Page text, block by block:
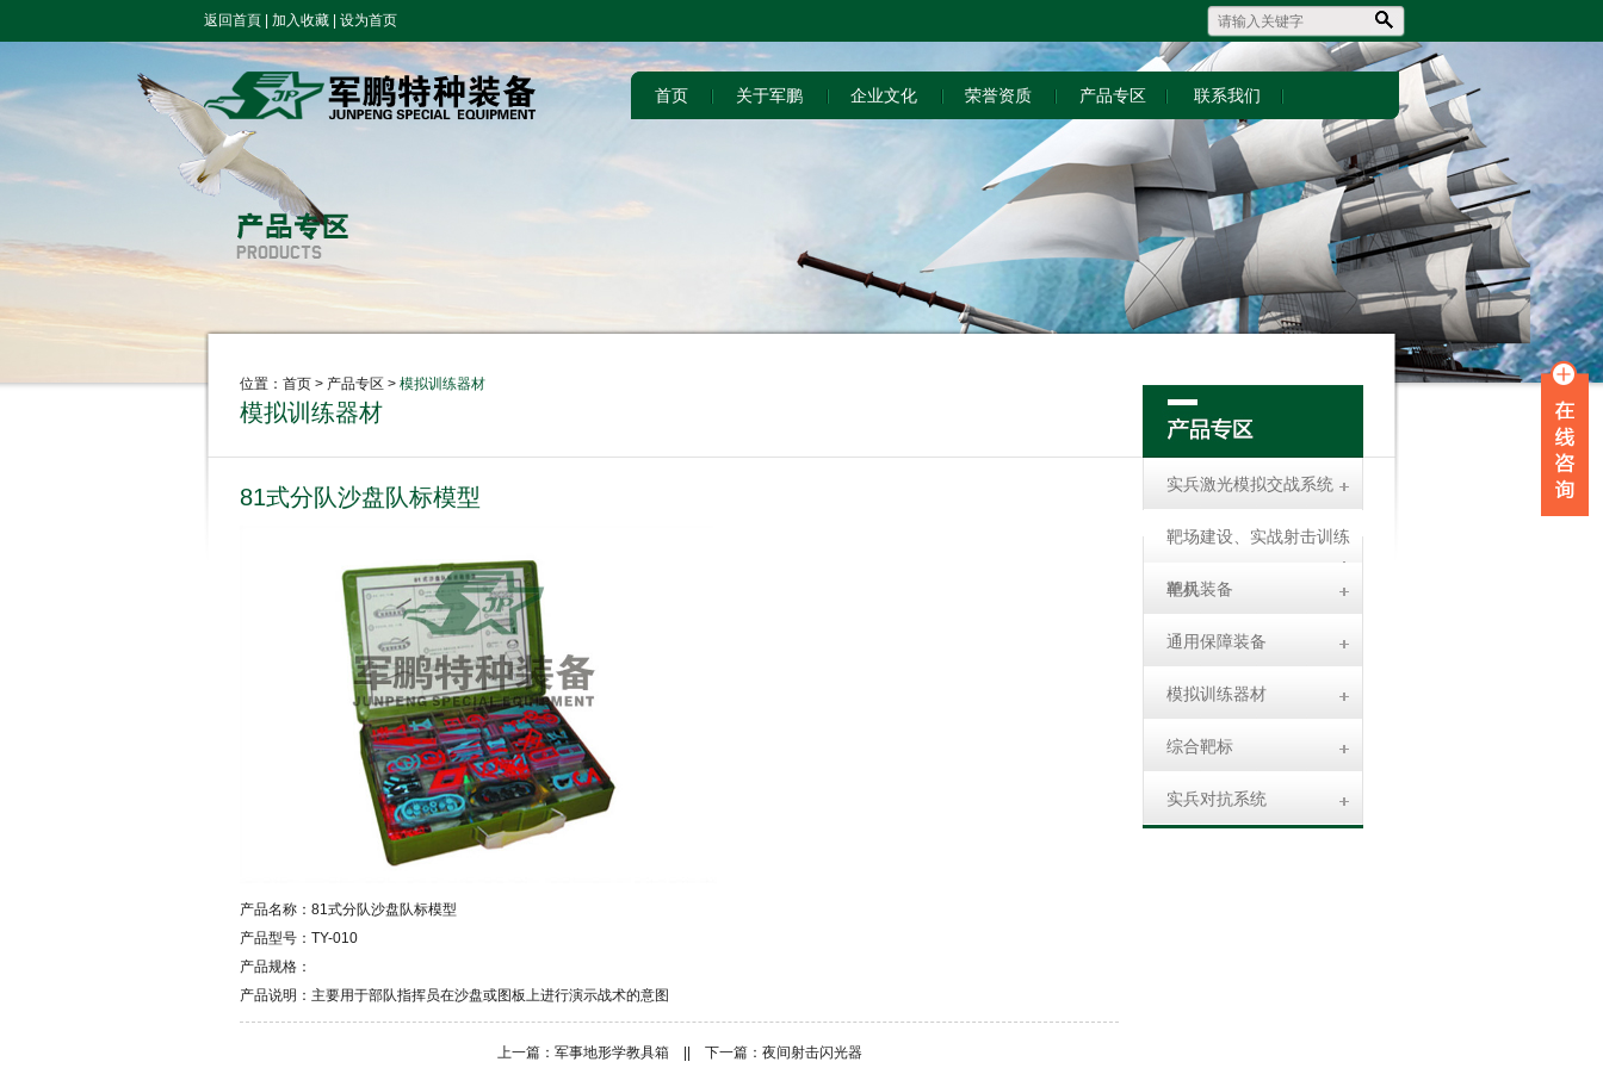
返回首頁 加入收藏 设为首页
首页 关于军鹏 企业文化 荣誉资质 产品专区 联系我们
位置： 首页 > 产品专区 > 模拟训练器材
模拟训练器材
81式分队沙盘队标模型
产品名称：81式分队沙盘队标模型
产品型号： TY-010
产品规格：
产品说明： 主要用于部队指挥员在沙盘或图板上进行演示战术的意图
上一篇： 军事地形学教具箱 || 下一篇： 夜间射击闪光器
实兵激光模拟交战系统
靶场建设、实战射击训练
靶机
单兵装备
通用保障装备
模拟训练器材
综合靶标
实兵对抗系统